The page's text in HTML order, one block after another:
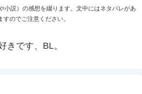
小説）の感想を綴ります。文中にはネタバレがあ
すのでご注意ください。
きです、BL。